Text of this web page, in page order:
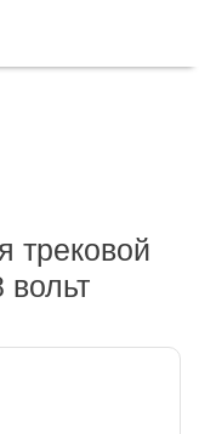
трековой